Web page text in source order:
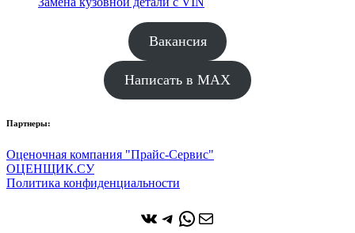
Вакансия
Написать в MAX
Партнеры:
Оценочная компания "Прайс-Сервис"
ОЦЕНЩИК.СУ
Политика конфиденциальности
ВКонтакте
Telegram
WhatsApp
Почта